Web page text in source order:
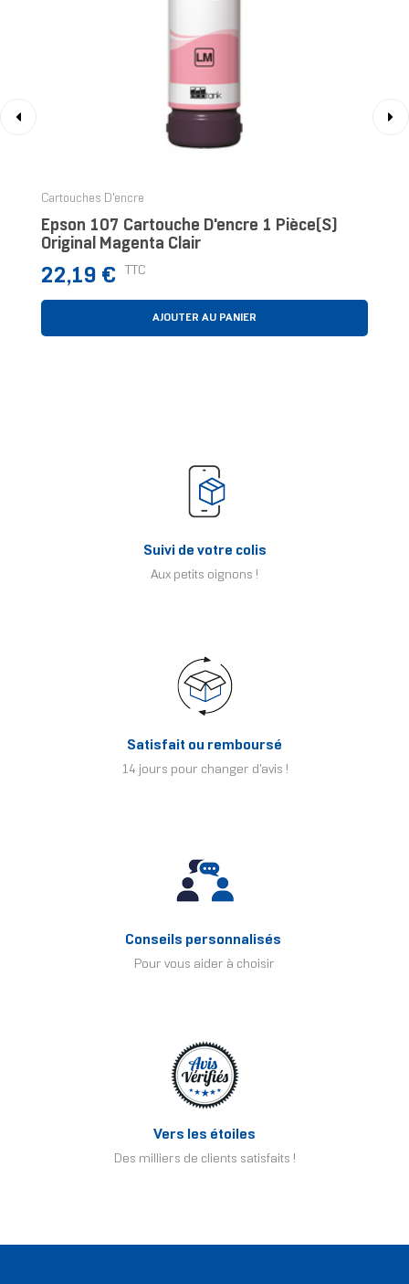
Cartouches D'encre
Epson 107 Cartouche D'encre 1 Pièce(s)
Original Magenta Clair
Prix
22,19 € TTC
AJOUTER AU PANIER
Suivi de votre colis
Aux petits oignons !
Satisfait ou remboursé
14 jours pour changer d'avis !
Conseils personnalisés
Pour vous aider à choisir
Vers les étoiles
Des milliers de clients satisfaits !